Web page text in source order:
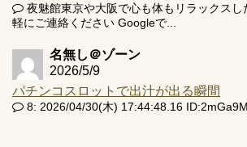
夜魅館東京や大阪で心も体もリラックス
軽にご連絡ください Googleで...
名無し＠ゾーン
2026/5/9
パチンコスロットで出汁が出る瞬間
8: 2026/04/30(木) 17:44:48.16